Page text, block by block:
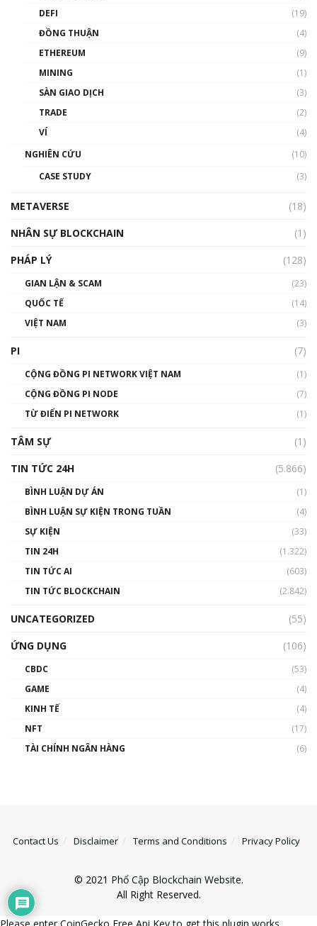
Phổ cập Blockchain
thống & Crypto qua các cuộc chiến | Phổ cập
01:32:59
gió ấm
Talkshow 14: MemeCoin – Trò đùa tỷ đô
01:29:26
DEFI
(19)
ĐỒNG THUẬN
(4)
ETHEREUM
(9)
MINING
(1)
SÀN GIAO DỊCH
(3)
TRADE
(2)
VÍ
(4)
NGHIÊN CỨU
(10)
CASE STUDY
(3)
METAVERSE
(18)
NHÂN SỰ BLOCKCHAIN
(1)
PHÁP LÝ
(128)
GIAN LẬN & SCAM
(23)
QUỐC TẾ
(14)
VIỆT NAM
(3)
PI (7)
CỘNG ĐỒNG PI NETWORK VIỆT NAM
(1)
CỘNG ĐỒNG PI NODE
(7)
TỪ ĐIỂN PI NETWORK
(1)
TÂM SỰ
(1)
TIN TỨC 24H
(5.866)
BÌNH LUẬN DỰ ÁN
(1)
BÌNH LUẬN SỰ KIỆN TRONG TUẦN
(4)
SỰ KIỆN
(33)
TIN 24H
(1.322)
TIN TỨC AI
(603)
TIN TỨC BLOCKCHAIN
(2.842)
UNCATEGORIZED
(55)
ỨNG DỤNG
(106)
CBDC
(53)
GAME
(4)
KINH TẾ
(4)
NFT
(17)
TÀI CHÍNH NGÂN HÀNG
(6)
Contact Us Disclaimer Terms and Conditions Privacy Policy
© 2021 Phổ Cập Blockchain Website.
All Right Reserved.
Please enter CoinGecko Free Api Key to get this plugin works.